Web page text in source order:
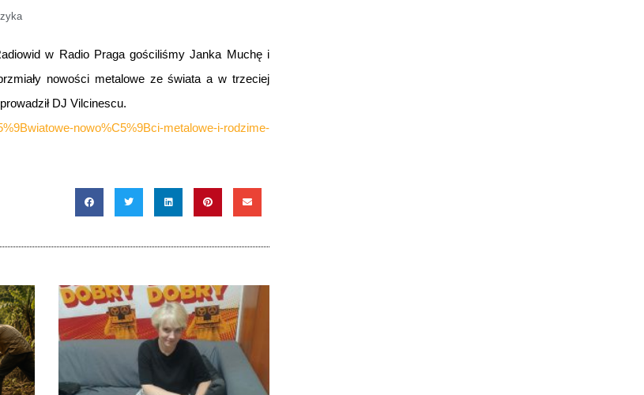
w Radio Praga gościliśmy Janka Muchę i
nowości metalowe ze świata a w trzeciej
DJ Vilcinescu.
nowo%C5%9Bci-metalowe-i-rodzime-